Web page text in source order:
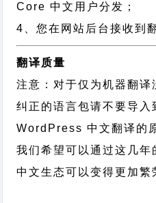
Core 中文用户分发；
4、您在网站后台接收到
翻译质量
注意：对于仅为机器翻
纠正的语言包请不要导入
WordPress 中文翻译的
我们希望可以通过这几
中文生态可以变得更加繁